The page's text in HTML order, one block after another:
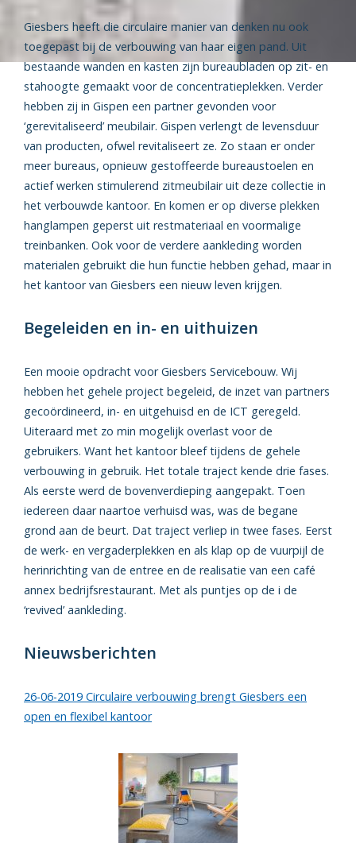
Giesbers heeft die circulaire manier van denken nu ook
toegepast bij de verbouwing van haar eigen pand. Uit
bestaande wanden en kasten zijn bureaubladen op zit- en
stahoogte gemaakt voor de concentratieplekken. Verder
hebben zij in Gispen een partner gevonden voor
‘gerevitaliseerd’ meubilair. Gispen verlengt de levensduur
van producten, ofwel revitaliseert ze. Zo staan er onder
meer bureaus, opnieuw gestoffeerde bureaustoelen en
actief werken stimulerend zitmeubilair uit deze collectie in
het verbouwde kantoor. En komen er op diverse plekken
hanglampen geperst uit restmateriaal en voormalige
treinbanken. Ook voor de verdere aankleding worden
materialen gebruikt die hun functie hebben gehad, maar in
het kantoor van Giesbers een nieuw leven krijgen.
Begeleiden en in- en uithuizen
Een mooie opdracht voor Giesbers Servicebouw. Wij
hebben het gehele project begeleid, de inzet van partners
gecoördineerd, in- en uitgehuisd en de ICT geregeld.
Uiteraard met zo min mogelijk overlast voor de
gebruikers. Want het kantoor bleef tijdens de gehele
verbouwing in gebruik. Het totale traject kende drie fases.
Als eerste werd de bovenverdieping aangepakt. Toen
iedereen daar naartoe verhuisd was, was de begane
grond aan de beurt. Dat traject verliep in twee fases. Eerst
de werk- en vergaderplekken en als klap op de vuurpijl de
herinrichting van de entree en de realisatie van een café
annex bedrijfsrestaurant. Met als puntjes op de i de
‘revived’ aankleding.
Nieuwsberichten
26-06-2019 Circulaire verbouwing brengt Giesbers een
open en flexibel kantoor